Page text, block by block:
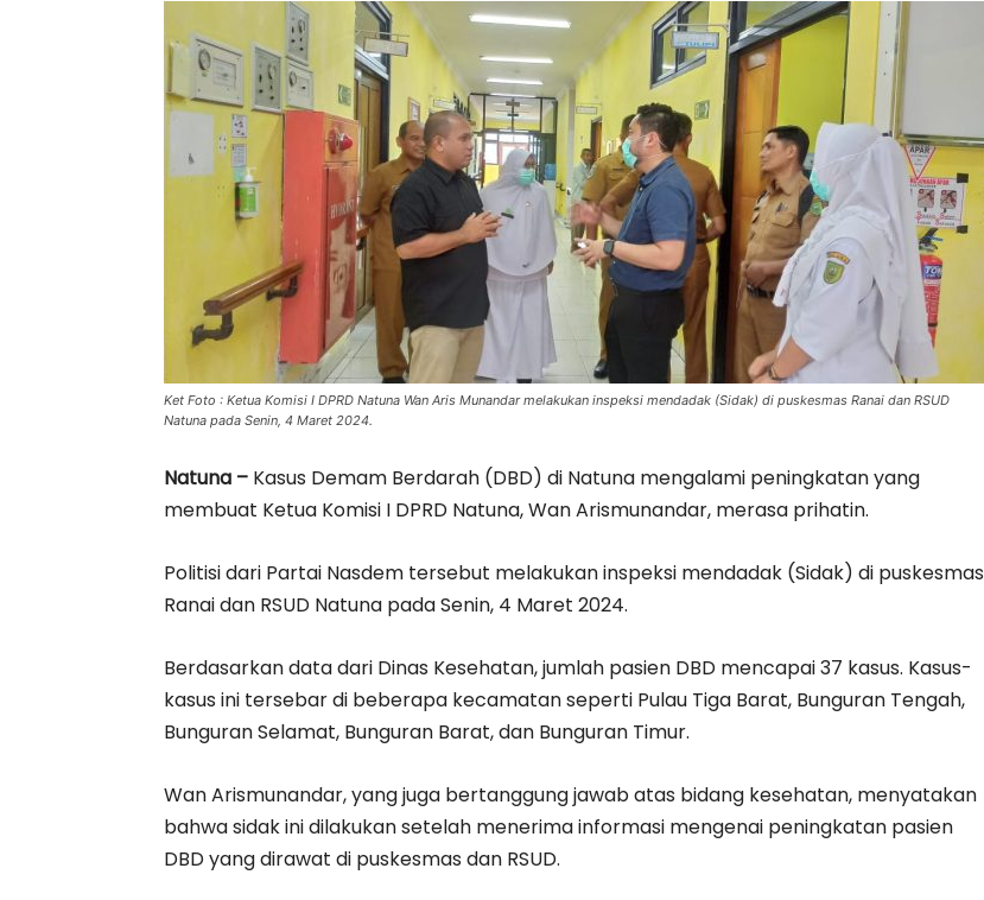
Ket Foto : Ketua Komisi I DPRD Natuna Wan Aris Munandar melakukan inspeksi mendadak (Sidak) di puskesmas Ranai dan RSUD
Natuna pada Senin, 4 Maret 2024.
Natuna – Kasus Demam Berdarah (DBD) di Natuna mengalami peningkatan yang
membuat Ketua Komisi I DPRD Natuna, Wan Arismunandar, merasa prihatin.
Politisi dari Partai Nasdem tersebut melakukan inspeksi mendadak (Sidak) di puskesmas
Ranai dan RSUD Natuna pada Senin, 4 Maret 2024.
Berdasarkan data dari Dinas Kesehatan, jumlah pasien DBD mencapai 37 kasus. Kasus-
kasus ini tersebar di beberapa kecamatan seperti Pulau Tiga Barat, Bunguran Tengah,
Bunguran Selamat, Bunguran Barat, dan Bunguran Timur.
Wan Arismunandar, yang juga bertanggung jawab atas bidang kesehatan, menyatakan
bahwa sidak ini dilakukan setelah menerima informasi mengenai peningkatan pasien
DBD yang dirawat di puskesmas dan RSUD.